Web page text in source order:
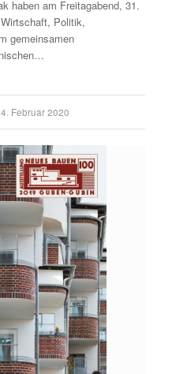
haben am Freitagabend, 31.
Politik,
gemeinsamen
4. Februar 2020